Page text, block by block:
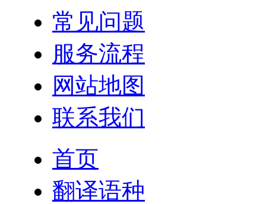
常见问题
服务流程
网站地图
联系我们
首页
翻译语种